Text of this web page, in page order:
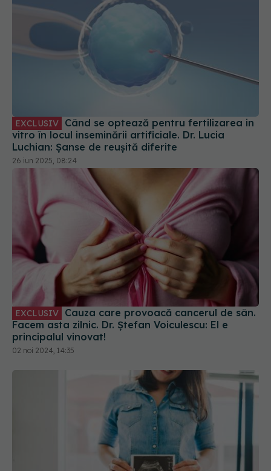
EXCLUSIV
vitro în locul inseminării artificiale. Dr. Lucia
Luchian: Șanse de reușită diferite
26 iun 2025, 08:24
EXCLUSIV
Facem asta zilnic. Dr. Ștefan Voiculescu: El e
principalul vinovat!
02 noi 2024, 14:35